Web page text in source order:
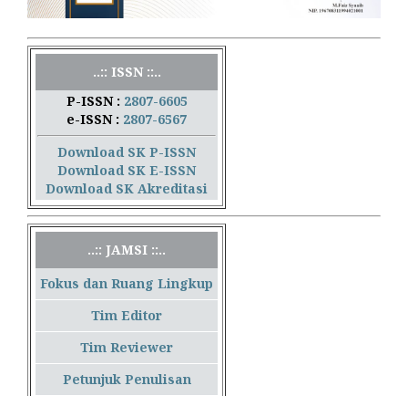
..:: ISSN ::..
P-ISSN : 2807-6605
e-ISSN : 2807-6567
Download SK P-ISSN
Download SK E-ISSN
Download SK Akreditasi
..:: JAMSI ::..
Fokus dan Ruang Lingkup
Tim Editor
Tim Reviewer
Petunjuk Penulisan